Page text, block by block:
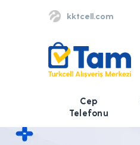
kktcell.com
Cep
Telefonu